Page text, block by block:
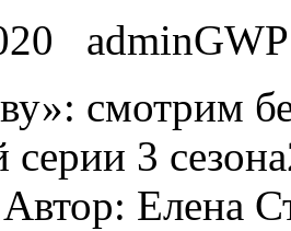
adminGWP
смотрим
серии 3
Елена